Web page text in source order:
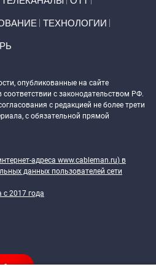
ТЕХНОЛОГИИ
опубликованные на сайте
соответствии с законодательством РФ.
с редакцией не более трети
с обязательной прямой
адреса www.cableman.ru) в
данных пользователей сети
c 2017 года